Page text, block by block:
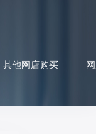
其他网店购买